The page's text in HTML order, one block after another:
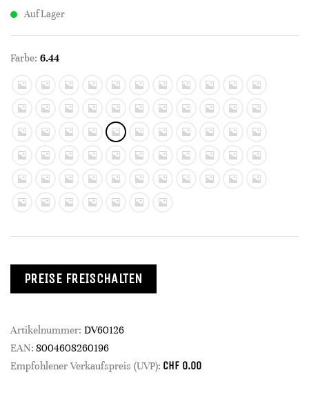
Auf Lager
Farbe: 6.44
PREISE FREISCHALTEN
Artikelnummer: DV60126
EAN: 8004608260196
Empfohlener Verkaufspreis (UVP): CHF 0.00